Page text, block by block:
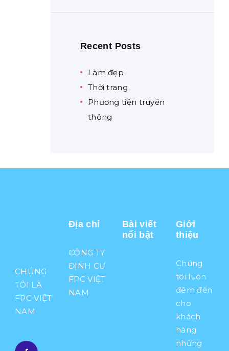
Recent Posts
Làm đẹp
Thời trang
Phương tiện truyền
thông
CHÚNG
TÔI LÀ
FPC VIỆT
NAM
Địa chỉ
CÔNG TY
ĐỊNH CƯ
FPC VIỆT
NAM
Bài viết
nổi bật
N
H
N
G
L
Ợ
I
Giới
thiệu
Chúng
tôi luôn
đêm đến
cho
khách
hàng
những